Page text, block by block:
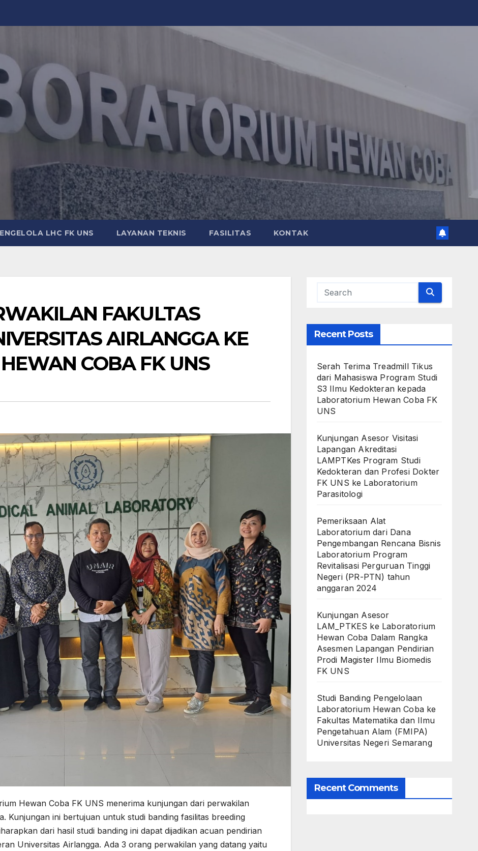
LHC FK UNS LAYANAN TEKNIS FASILITAS KONTAK
FAKULTAS
AIRLANGGA KE
COBA FK UNS
Hewan Coba FK UNS menerima kunjungan dari perwakilan
Kunjungan ini bertujuan untuk studi banding fasilitas breeding
dari hasil studi banding ini dapat dijadikan acuan pendirian
Universitas Airlangga. Ada 3 orang perwakilan yang datang yaitu
Recent Posts
Serah Terima Treadmill Tikus
dari Mahasiswa Program Studi
S3 Ilmu Kedokteran kepada
Laboratorium Hewan Coba FK
UNS
Kunjungan Asesor Visitasi
Lapangan Akreditasi
LAMPTKes Program Studi
Kedokteran dan Profesi Dokter
FK UNS ke Laboratorium
Parasitologi
Pemeriksaan Alat
Laboratorium dari Dana
Pengembangan Rencana Bisnis
Laboratorium Program
Revitalisasi Perguruan Tinggi
Negeri (PR-PTN) tahun
anggaran 2024
Kunjungan Asesor
LAM_PTKES ke Laboratorium
Hewan Coba Dalam Rangka
Asesmen Lapangan Pendirian
Prodi Magister Ilmu Biomedis
FK UNS
Studi Banding Pengelolaan
Laboratorium Hewan Coba ke
Fakultas Matematika dan Ilmu
Pengetahuan Alam (FMIPA)
Universitas Negeri Semarang
Recent Comments